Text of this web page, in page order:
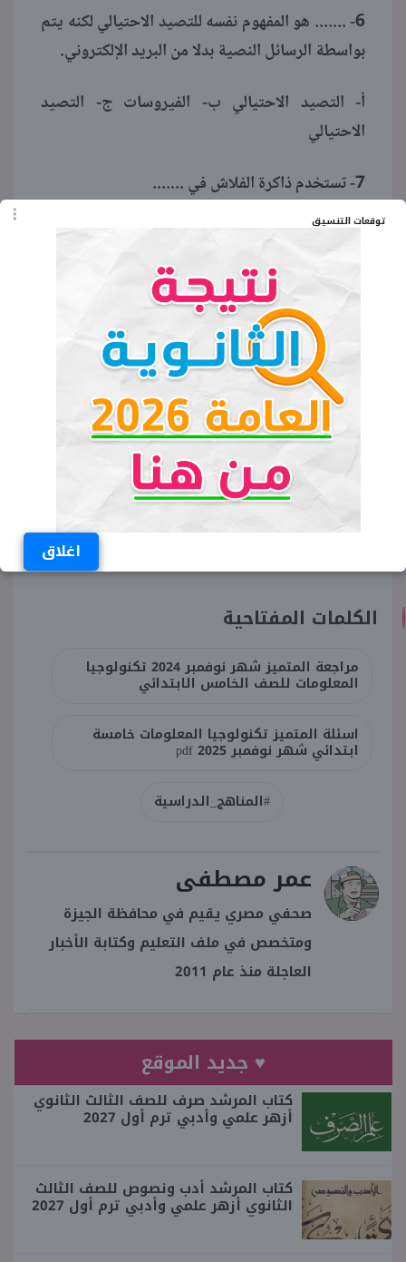
توقعات التنسيق
اغلاق
6- ....... هو المفهوم نفسه للتصيد الاحتيالي لكنه يتم
بواسطة الرسائل النصية بدلا من البريد الإلكتروني.
أ- التصيد الاحتيالي ب- الفيروسات ج- التصيد
الاحتيالي
7- تستخدم ذاكرة الفلاش في .......
أ- طباعة الملفات ب- عمل نسخة احتياطية لملفاتك
ج- حذف الملفات
الكلمات المفتاحية
مراجعة المتميز شهر نوفمبر 2024 تكنولوجيا
المعلومات للصف الخامس الابتدائي
اسئلة المتميز تكنولوجيا المعلومات خامسة
ابتدائي شهر نوفمبر 2025 pdf
#المناهج_الدراسية
عمر مصطفى
صحفي مصري يقيم في محافظة الجيزة
ومتخصص في ملف التعليم وكتابة الأخبار
العاجلة منذ عام 2011
♥ جديد الموقع
كتاب المرشد صرف للصف الثالث الثانوي
أزهر علمي وأدبي ترم أول 2027
كتاب المرشد أدب ونصوص للصف الثالث
الثانوي أزهر علمي وأدبي ترم أول 2027